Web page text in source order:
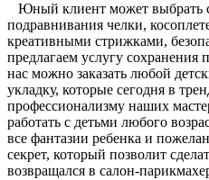
Юный клиент может выбрать
подравнивания челки,
креативными стрижками,
предлагаем услугу сохранения
нас можно заказать любой
укладку, которые сегодня в
профессионализму наших
работать с детьми любого
все фантазии ребенка и
секрет, который позволит
возвращался в салон-